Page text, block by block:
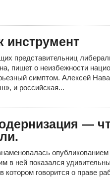
инструмент
представительниц
пишет о неизбежности
симптом. Алексей
и российская...
—
в ней показался
котором говорится о праве